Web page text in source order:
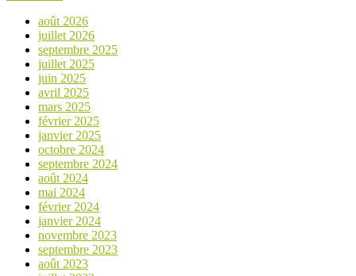
août 2026
juillet 2026
septembre 2025
juillet 2025
juin 2025
avril 2025
mars 2025
février 2025
janvier 2025
octobre 2024
septembre 2024
août 2024
mai 2024
février 2024
janvier 2024
novembre 2023
septembre 2023
août 2023